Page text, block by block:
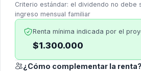
Criterio estándar: el dividendo no debe
ingreso mensual familiar
Renta mínima indicada por el
$1.300.000
¿Cómo complementar la renta?